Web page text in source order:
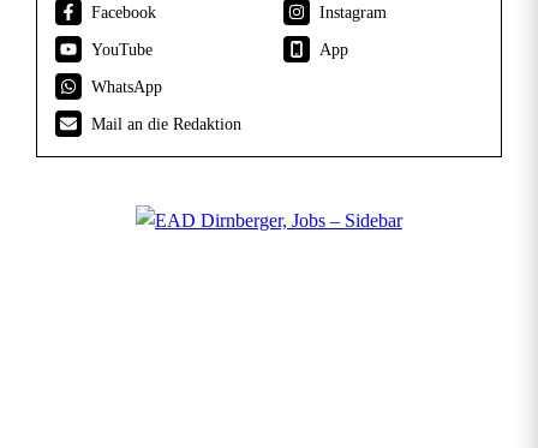
Facebook
Instagram
YouTube
App
WhatsApp
Mail an die Redaktion